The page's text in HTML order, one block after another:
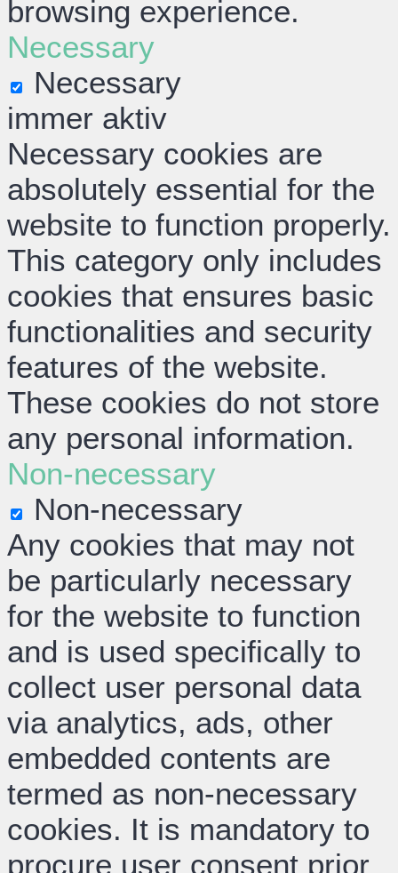
browsing experience.
Necessary
Necessary
immer aktiv
Necessary cookies are
absolutely essential for the
website to function properly.
This category only includes
cookies that ensures basic
functionalities and security
features of the website.
These cookies do not store
any personal information.
Non-necessary
Non-necessary
Any cookies that may not
be particularly necessary
for the website to function
and is used specifically to
collect user personal data
via analytics, ads, other
embedded contents are
termed as non-necessary
cookies. It is mandatory to
procure user consent prior